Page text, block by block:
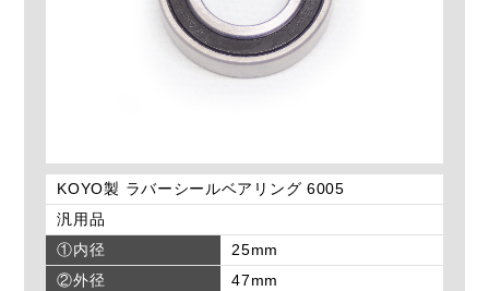
KOYO製 ラバーシールベアリング 6005
汎用品
①内径
25mm
②外径
47mm